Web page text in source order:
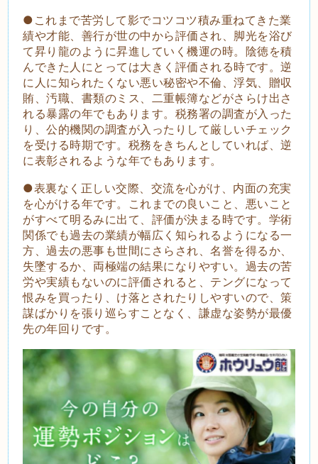
●これまで苦労して影でコツコツ積み重ねてきた業
績や才能、善行が世の中から評価され、脚光を浴び
て昇り龍のように昇進していく機運の時。陰徳を積
んできた人にとっては大きく評価される時です。逆
に人に知られたくない悪い秘密や不倫、浮気、贈収
賄、汚職、書類のミス、二重帳簿などがさらけ出さ
れる暴露の年でもあります。税務署の調査が入った
り、公的機関の調査が入ったりして厳しいチェック
を受ける時期です。税務をきちんとしていれば、逆
に表彰されるような年でもあります。
●表裏なく正しい交際、交流を心がけ、内面の充実
を心がける年です。これまでの良いこと、悪いこと
がすべて明るみに出て、評価が決まる時です。学術
関係でも過去の業績が幅広く知られるようになる一
方、過去の悪事も世間にさらされ、名誉を得るか、
失墜するか、両極端の結果になりやすい。過去の苦
労や実績もないのに評価されると、テングになって
恨みを買ったり、け落とされたりしやすいので、策
謀ばかりを張り巡らすことなく、謙虚な姿勢が最優
先の年回りです。